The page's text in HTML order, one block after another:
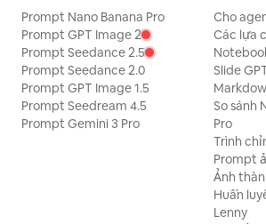
Prompt Nano Banana Pro
Prompt GPT Image 2
Prompt Seedance 2.5
Prompt Seedance 2.0
Prompt GPT Image 1.5
Prompt Seedream 4.5
Prompt Gemini 3 Pro
Cho
Các lựa
Slide
So sánh
Pro
Trình
Prompt
Ảnh
Huấn
Lenny